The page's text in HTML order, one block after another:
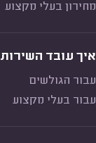
מחירון בעלי מקצוע
איך עובד השירות
עבור הגולשים
עבור בעלי מקצוע